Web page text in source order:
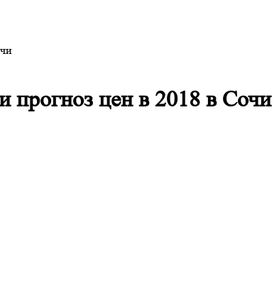
прогноз цен в 2018 в Сочи